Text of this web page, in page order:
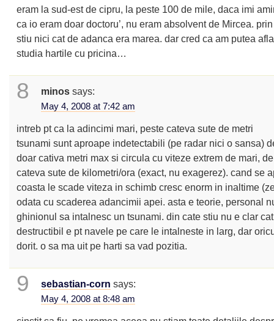
eram la sud-est de cipru, la peste 100 de mile, daca imi
ca io eram doar doctoru’, nu eram absolvent de Mircea.
stiu nici cat de adanca era marea. dar cred ca am putea
studia hartile cu pricina…
8 minos says:
May 4, 2008 at 7:42 am
intreb pt ca la adincimi mari, peste cateva sute de metri
tsunami sunt aproape indetectabili (pe radar nici o sansa)
doar cativa metri max si circula cu viteze extrem de mari,
cateva sute de kilometri/ora (exact, nu exagerez). cand se
coasta le scade viteza in schimb cresc enorm in inaltime
odata cu scaderea adancimii apei. asta e teorie, personal
ghinionul sa intalnesc un tsunami. din cate stiu nu e clar
destructibil e pt navele pe care le intalneste in larg, dar
dorit. o sa ma uit pe harti sa vad pozitia.
9 sebastian-corn says:
May 4, 2008 at 8:48 am